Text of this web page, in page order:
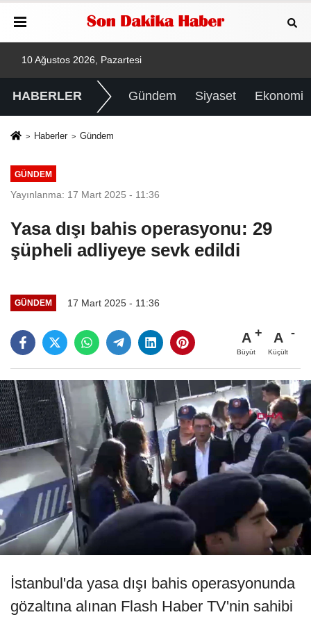
10 Ağustos 2026, Pazartesi
HABERLER Gündem Siyaset Ekonomi
Haberler Gündem
GÜNDEM
Yayınlanma: 17 Mart 2025 - 11:36
Yasa dışı bahis operasyonu: 29
şüpheli adliyeye sevk edildi
GÜNDEM 17 Mart 2025 - 11:36
A
Büyüt
A
Küçült
İstanbul'da yasa dışı bahis operasyonunda
gözaltına alınan Flash Haber TV'nin sahibi